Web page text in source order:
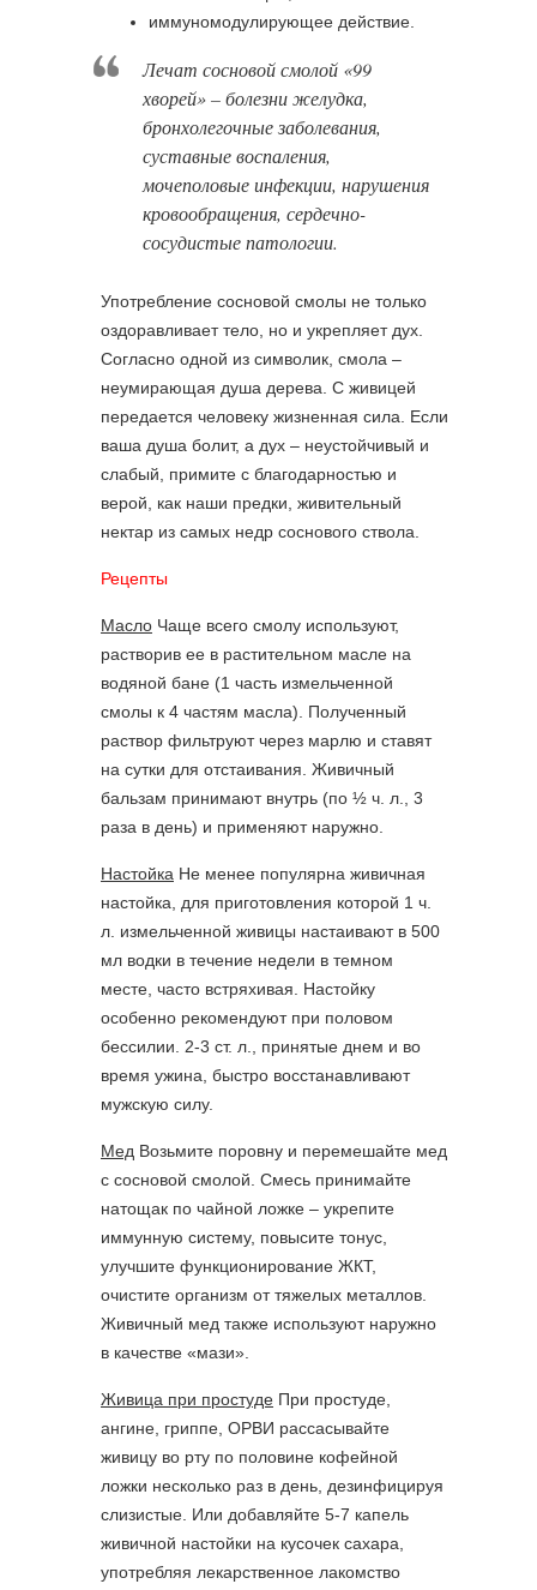
иммуномодулирующее действие.
Лечат сосновой смолой «99
хворей» – болезни желудка,
бронхолегочные заболевания,
суставные воспаления,
мочеполовые инфекции, нарушения
кровообращения, сердечно-
сосудистые патологии.
Употребление сосновой смолы не только
оздоравливает тело, но и укрепляет дух.
Согласно одной из символик, смола –
неумирающая душа дерева. С живицей
передается человеку жизненная сила. Если
ваша душа болит, а дух – неустойчивый и
слабый, примите с благодарностью и
верой, как наши предки, живительный
нектар из самых недр соснового ствола.
Рецепты
Масло Чаще всего смолу используют,
растворив ее в растительном масле на
водяной бане (1 часть измельченной
смолы к 4 частям масла). Полученный
раствор фильтруют через марлю и ставят
на сутки для отстаивания. Живичный
бальзам принимают внутрь (по ½ ч. л., 3
раза в день) и применяют наружно.
Настойка Не менее популярна живичная
настойка, для приготовления которой 1 ч.
л. измельченной живицы настаивают в 500
мл водки в течение недели в темном
месте, часто встряхивая. Настойку
особенно рекомендуют при половом
бессилии. 2-3 ст. л., принятые днем и во
время ужина, быстро восстанавливают
мужскую силу.
Мед Возьмите поровну и перемешайте мед
с сосновой смолой. Смесь принимайте
натощак по чайной ложке – укрепите
иммунную систему, повысите тонус,
улучшите функционирование ЖКТ,
очистите организм от тяжелых металлов.
Живичный мед также используют наружно
в качестве «мази».
Живица при простуде При простуде,
ангине, гриппе, ОРВИ рассасывайте
живицу во рту по половине кофейной
ложки несколько раз в день, дезинфицируя
слизистые. Или добавляйте 5-7 капель
живичной настойки на кусочек сахара,
употребляя лекарственное лакомство